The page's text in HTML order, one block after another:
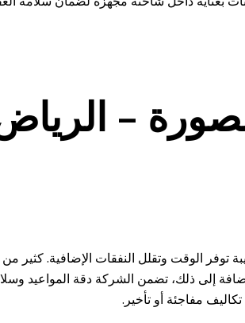
الوقت وتقلل النفقات الإضافية. كثير
بأقل سعر وأعلى نسبة خصم تصل إلى 35%. إضافة إلى ذلك،
مفاجئة أو تأخير.